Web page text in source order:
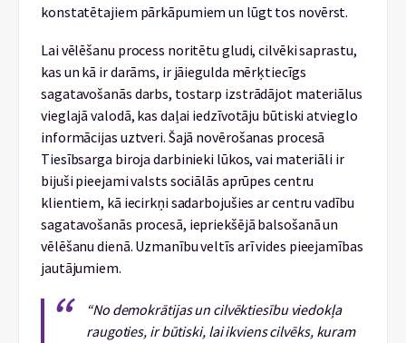
konstatētajiem pārkāpumiem un lūgt tos novērst.
Lai vēlēšanu process noritētu gludi, cilvēki saprastu,
kas un kā ir darāms, ir jāiegulda mērķtiecīgs
sagatavošanās darbs, tostarp izstrādājot materiālus
vieglajā valodā, kas daļai iedzīvotāju būtiski atvieglo
informācijas uztveri. Šajā novērošanas procesā
Tiesībsarga biroja darbinieki lūkos, vai materiāli ir
bijuši pieejami valsts sociālās aprūpes centru
klientiem, kā iecirkņi sadarbojušies ar centru vadību
sagatavošanās procesā, iepriekšējā balsošanā un
vēlēšanu dienā. Uzmanību veltīs arī vides pieejamības
jautājumiem.
“No demokrātijas un cilvēktiesību viedokļa
raugoties, ir būtiski, lai ikviens cilvēks, kuram